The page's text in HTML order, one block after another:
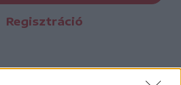
Regisztráció